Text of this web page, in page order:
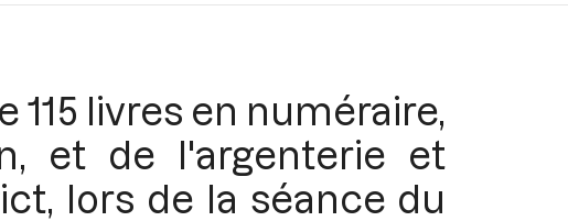
livres en numéraire,
et de l'argenterie et
lors de la séance du